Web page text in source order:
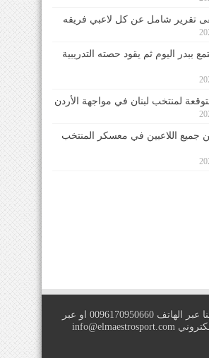
تقرير شامل عن كل لاعبي فريقه
ببدر اليوم ثم يقود حصته التدريبية
لمنتخب لبنان في مواجهة الأردن
من جميع اللاعبين في معسكر المنتخب
للتواصل معنا عبر الهاتف 0096170950660 او عبر
info@elmaestrosport.com